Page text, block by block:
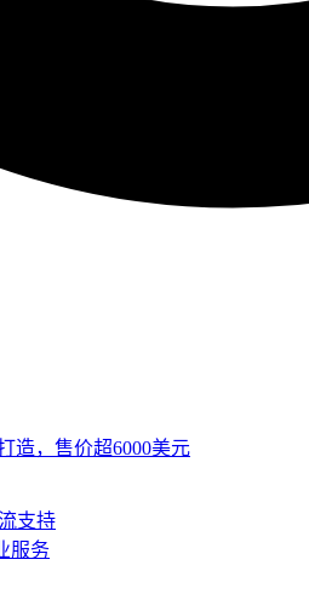
造，售价超6000美元
支持